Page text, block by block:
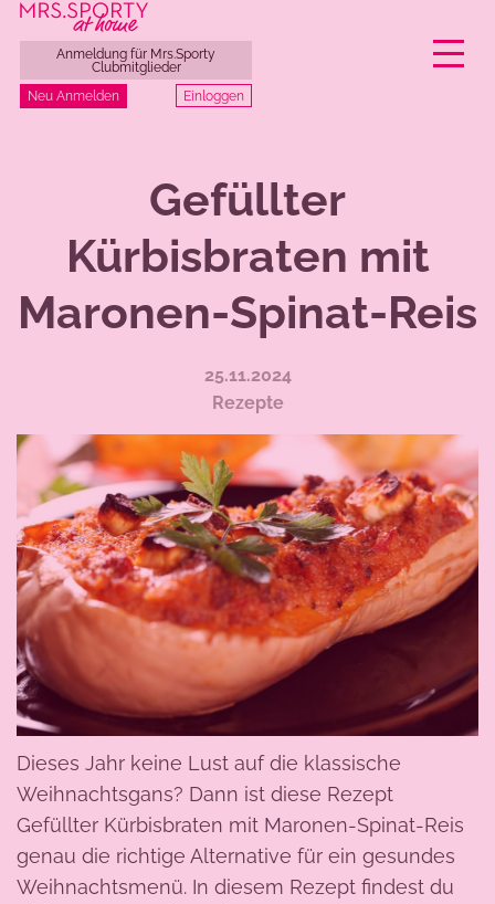
Anmeldung für Mrs.Sporty
Clubmitglieder
Neu Anmelden
Einloggen
Gefüllter
Kürbisbraten mit
Maronen-Spinat-Reis
25.11.2024
Rezepte
Dieses Jahr keine Lust auf die klassische
Weihnachtsgans? Dann ist diese Rezept
Gefüllter Kürbisbraten mit Maronen-Spinat-Reis
genau die richtige Alternative für ein gesundes
Weihnachtsmenü. In diesem Rezept findest du